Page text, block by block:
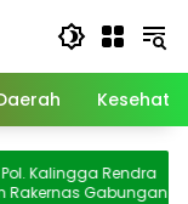
Rendra
Gabungan